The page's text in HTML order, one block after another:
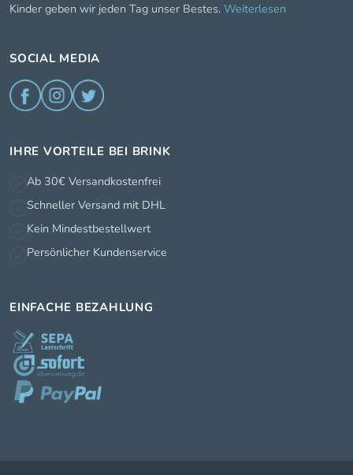
Kinder geben wir jeden Tag unser Bestes. Weiterlesen
SOCIAL MEDIA
IHRE VORTEILE BEI BRINK
Ab 30€ Versandkostenfrei
Schneller Versand mit DHL
Kein Mindestbestellwert
Persönlicher Kundenservice
EINFACHE BEZAHLUNG